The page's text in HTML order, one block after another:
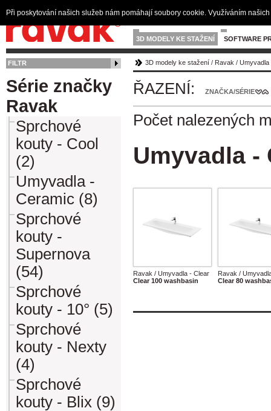
3D MODELY KE STAŽENÍ SOFTWARE
FILTR
Série značky
Ravak
Sprchové
kouty - Cool
(2)
Umyvadla -
Ceramic (8)
Sprchové
kouty -
Supernova
(54)
Sprchové
kouty - 10° (5)
Sprchové
kouty - Nexty
(4)
Sprchové
kouty - Blix (9)
3D modely ke stažení / Ravak / Umyvadla
ŘAZENÍ: ZNAČKA/SÉRIE
Počet nalezených
Umyvadla -
Ravak / Umyvadla - Clear
Clear 100 washbasin
Ravak /
Clear 80
Při poskytování našich služeb nám pomáhají soubory cookie. Využíváním